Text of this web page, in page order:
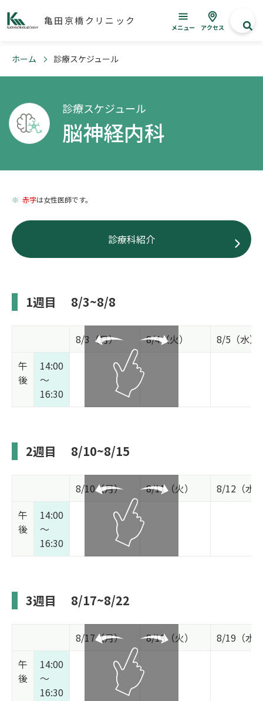
亀田京橋クリニック
メニュー アクセス
ホーム 診療スケジュール
診療スケジュール
脳神経内科
赤字は女性医師です。
診療科紹介
1週目 8/3~8/8
8/3（月） 8/4（火）
8/5（水）
午
後
14:00
～
16:30
2週目 8/10~8/15
8/10（月） 8/11（火）
8/12（水
午
後
14:00
～
16:30
3週目 8/17~8/22
8/17（月） 8/18（火）
8/19（水
午
後
14:00
～
16:30